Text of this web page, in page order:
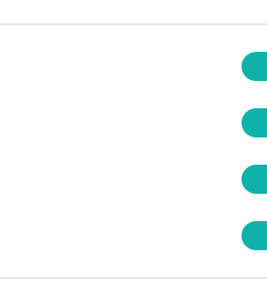
a las dificultades en la